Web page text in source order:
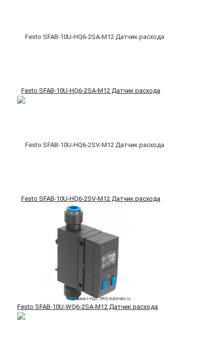
Festo SFAB-10U-HQ6-2SA-M12 Датчик расхода
Festo SFAB-10U-HQ6-2SV-M12 Датчик расхода
Festo SFAB-10U-WQ6-2SA-M12 Датчик расхода